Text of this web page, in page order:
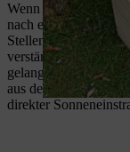
Wenn Sie damit
nach einem
Stellen Sie das
verstärktem Regen
gelangen. Damit das
aus dem
direkter